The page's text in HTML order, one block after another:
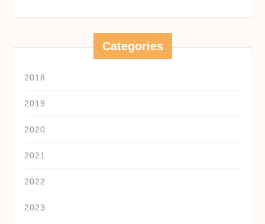
Categories
2018
2019
2020
2021
2022
2023